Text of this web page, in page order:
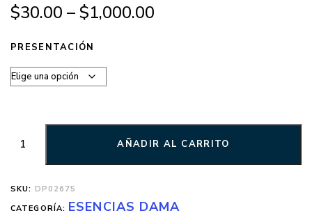
$30.00 –$1,000.00
PRESENTACIÓN
AÑADIR AL CARRITO
SKU: DP02675
CATEGORÍA: ESENCIAS DAMA